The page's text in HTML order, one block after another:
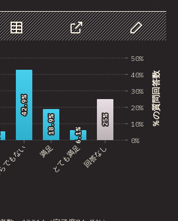
データ シェア データのカス
0%
10%
20%
30%
40%
50%
％の質問回答数
ない 満足とても満足回答なし
42.9%
42.9%
18.9%
18.9% 6.1%
6.1%
25%
25%